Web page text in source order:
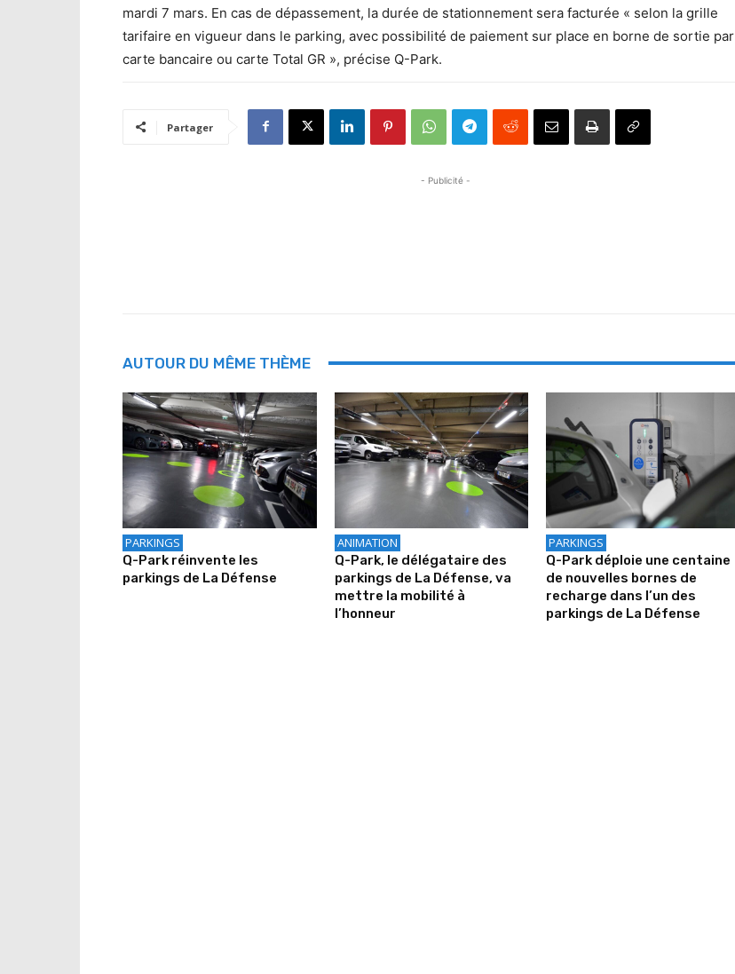
mardi 7 mars. En cas de dépassement, la durée de stationnement sera facturée « selon la grille
tarifaire en vigueur dans le parking, avec possibilité de paiement sur place en borne de sortie par
carte bancaire ou carte Total GR », précise Q-Park.
Partager
- Publicité -
AUTOUR DU MÊME THÈME
PARKINGS
Q-Park réinvente les
parkings de La Défense
ANIMATION
Q-Park, le délégataire des
parkings de La Défense, va
mettre la mobilité à
l’honneur
PARKINGS
Q-Park déploie une centaine
de nouvelles bornes de
recharge dans l’un des
parkings de La Défense